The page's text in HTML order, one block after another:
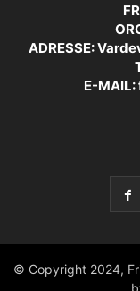
ADRESSE:
E-
© Copyright 2024,